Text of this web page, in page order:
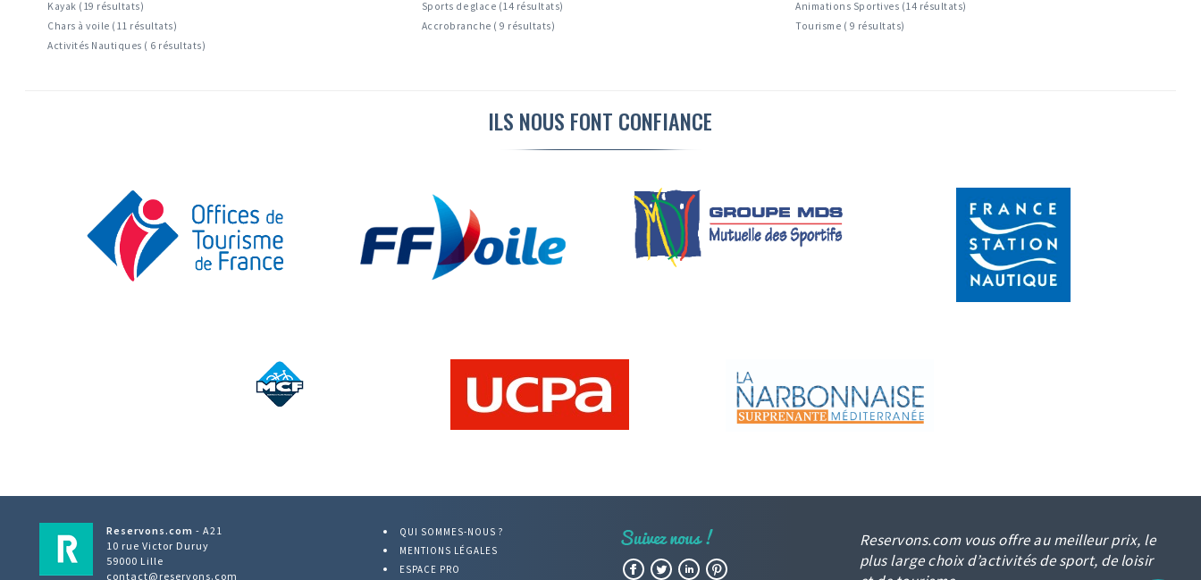
Kayak (19 résultats)
Sports de glace (14 résultats)
Animations Sportives (14 résultats)
Chars à voile (11 résultats)
Accrobranche ( 9 résultats)
Tourisme ( 9 résultats)
Activités Nautiques ( 6 résultats)
ILS NOUS FONT CONFIANCE
Reservons.com - A21
10 rue Victor Duruy
59000 Lille
contact@reservons.com
QUI SOMMES-NOUS ?
MENTIONS LÉGALES
ESPACE PRO
Facebook
TwitterLinkedInPinterest
Reservons.com vous offre au meilleur prix, le
plus large choix d’activités de sport, de loisir